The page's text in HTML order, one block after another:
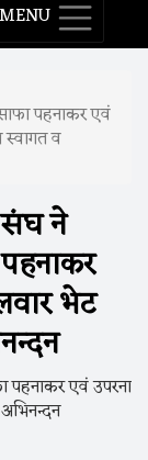
MENU
पहनाकर एवं
व
ने
भेट